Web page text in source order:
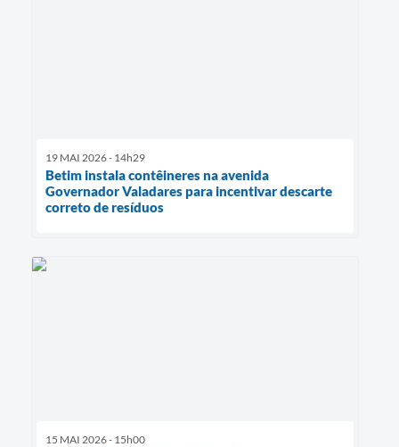
19 MAI 2026 - 14h29
Betim instala contêineres na avenida
Governador Valadares para incentivar descarte
correto de resíduos
15 MAI 2026 - 15h00